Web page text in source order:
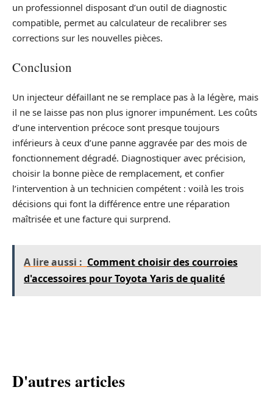
un professionnel disposant d’un outil de diagnostic
compatible, permet au calculateur de recalibrer ses
corrections sur les nouvelles pièces.
Conclusion
Un injecteur défaillant ne se remplace pas à la légère, mais
il ne se laisse pas non plus ignorer impunément. Les coûts
d’une intervention précoce sont presque toujours
inférieurs à ceux d’une panne aggravée par des mois de
fonctionnement dégradé. Diagnostiquer avec précision,
choisir la bonne pièce de remplacement, et confier
l’intervention à un technicien compétent : voilà les trois
décisions qui font la différence entre une réparation
maîtrisée et une facture qui surprend.
A lire aussi : Comment choisir des courroies
d'accessoires pour Toyota Yaris de qualité
D'autres articles